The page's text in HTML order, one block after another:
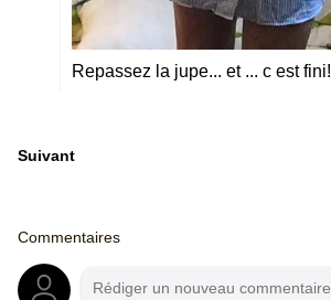
Repassez la jupe... et ... c est fini!
Suivant
Commentaires